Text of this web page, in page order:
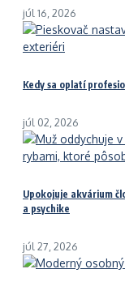
júl 16, 2026
Kedy sa oplatí
júl 02, 2026
Upokojuje akvárium
a psychike
júl 27, 2026